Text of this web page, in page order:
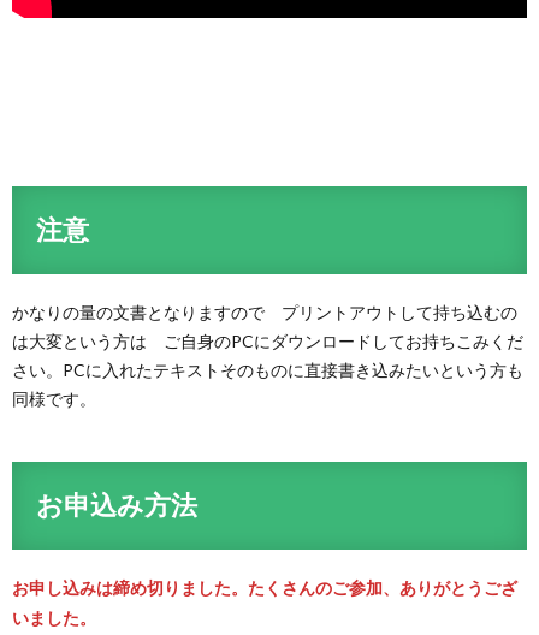
注意
かなりの量の文書となりますので プリントアウトして持ち込むの
は大変という方は ご自身のPCにダウンロードしてお持ちこみくだ
さい。PCに入れたテキストそのものに直接書き込みたいという方も
同様です。
お申込み方法
お申し込みは締め切りました。たくさんのご参加、ありがとうござ
いました。